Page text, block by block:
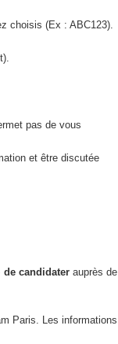
choisis (Ex : ABC123).
pas de vous
et être discutée
candidaterauprès de
Paris. Les informations